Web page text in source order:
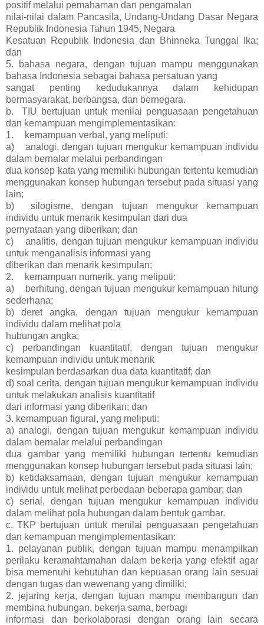
positif melalui pemahaman dan pengamalan
nilai-nilai dalam Pancasila, Undang-Undang Dasar Negara
Republik Indonesia Tahun 1945, Negara
Kesatuan Republik Indonesia dan Bhinneka Tunggal Ika;
dan
5. bahasa negara, dengan tujuan mampu menggunakan
bahasa Indonesia sebagai bahasa persatuan yang
sangat penting kedudukannya dalam kehidupan
bermasyarakat, berbangsa, dan bernegara.
b. TIU bertujuan untuk menilai penguasaan pengetahuan
dan kemampuan mengimplementasikan:
1.
kemampuan verbal, yang meliputi:
a)
analogi, dengan tujuan mengukur kemampuan individu
dalam bernalar melalui perbandingan
dua konsep kata yang memiliki hubungan tertentu kemudian
menggunakan konsep hubungan tersebut pada situasi yang
lain;
b)
silogisme, dengan tujuan mengukur kemampuan
individu untuk menarik kesimpulan dari dua
pernyataan yang diberikan; dan
c)
analitis, dengan tujuan mengukur kemampuan individu
untuk menganalisis informasi yang
diberikan dan menarik kesimpulan;
2.
kemampuan numerik, yang meliputi:
a)
berhitung, dengan tujuan mengukur kemampuan hitung
sederhana;
b) deret angka, dengan tujuan mengukur kemampuan
individu dalam melihat pola
hubungan angka;
c) perbandingan kuantitatif, dengan tujuan mengukur
kemampuan individu untuk menarik
kesimpulan berdasarkan dua data kuantitatif; dan
d) soal cerita, dengan tujuan mengukur kemampuan individu
untuk melakukan analisis kuantitatif
dari informasi yang diberikan; dan
3. kemampuan figural, yang meliputi:
a) analogi, dengan tujuan mengukur kemampuan individu
dalam bernalar melalui perbandingan
dua gambar yang memiliki hubungan tertentu kemudian
menggunakan konsep hubungan tersebut pada situasi lain;
b) ketidaksamaan, dengan tujuan mengukur kemampuan
individu untuk melihat perbedaan beberapa gambar; dan
c) serial, dengan tujuan mengukur kemampuan individu
dalam melihat pola hubungan dalam bentuk gambar.
c. TKP bertujuan untuk menilai penguasaan pengetahuan
dan kemampuan mengimplementasikan:
1. pelayanan publik, dengan tujuan mampu menampilkan
perilaku keramahtamahan dalam bekerja yang efektif agar
bisa memenuhi kebutuhan dan kepuasan orang lain sesuai
dengan tugas dan wewenang yang dimiliki;
2. jejaring kerja, dengan tujuan mampu membangun dan
membina hubungan, bekerja sama, berbagi
informasi dan berkolaborasi dengan orang lain secara